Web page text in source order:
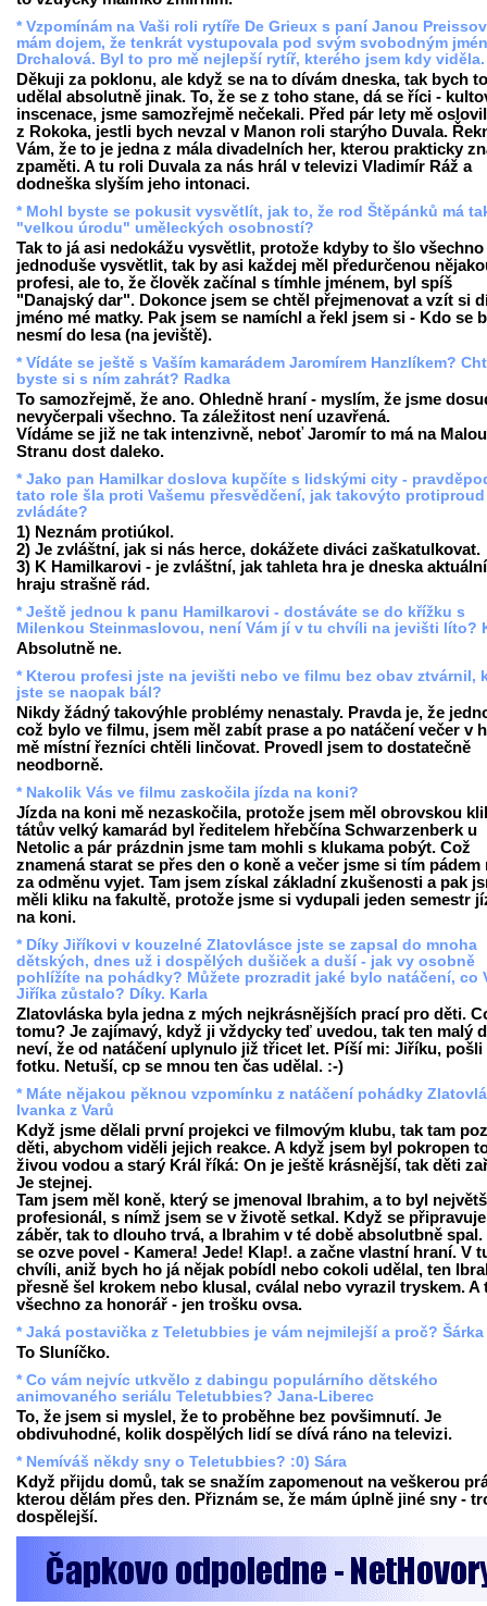
* Vzpomínám na Vaši roli rytíře De Grieux s paní Janou
mám dojem, že tenkrát vystupovala pod svým svobodným
Drchalová. Byl to pro mě nejlepší rytíř, kterého jsem kdy viděla.
Děkuji za poklonu, ale když se na to dívám dneska, tak bych to
udělal absolutně jinak. To, že se z toho stane, dá se říci -
inscenace, jsme samozřejmě nečekali. Před pár lety mě
z Rokoka, jestli bych nevzal v Manon roli starýho Duvala.
Vám, že to je jedna z mála divadelních her, kterou prakticky
zpaměti. A tu roli Duvala za nás hrál v televizi Vladimír Ráž a
dodneška slyším jeho intonaci.
* Mohl byste se pokusit vysvětlít, jak to, že rod Štěpánků má
"velkou úrodu" uměleckých osobností?
Tak to já asi nedokážu vysvětlit, protože kdyby to šlo všechno
jednoduše vysvětlit, tak by asi každej měl předurčenou
profesi, ale to, že člověk začínal s tímhle jménem, byl spíš
"Danajský dar". Dokonce jsem se chtěl přejmenovat a vzít si
jméno mé matky. Pak jsem se namíchl a řekl jsem si - Kdo se
nesmí do lesa (na jeviště).
* Vídáte se ještě s Vaším kamarádem Jaromírem Hanzlíkem?
byste si s ním zahrát? Radka
To samozřejmě, že ano. Ohledně hraní - myslím, že jsme
nevyčerpali všechno. Ta záležitost není uzavřená.
Vídáme se již ne tak intenzivně, neboť Jaromír to má na Malou
Stranu dost daleko.
* Jako pan Hamilkar doslova kupčíte s lidskými city -
tato role šla proti Vašemu přesvědčení, jak takovýto protiproud
zvládáte?
1) Neznám protiúkol.
2) Je zvláštní, jak si nás herce, dokážete diváci zaškatulkovat.
3) K Hamilkarovi - je zvláštní, jak tahleta hra je dneska
hraju strašně rád.
* Ještě jednou k panu Hamilkarovi - dostáváte se do křížku s
Milenkou Steinmaslovou, není Vám jí v tu chvíli na jevišti líto?
Absolutně ne.
* Kterou profesi jste na jevišti nebo ve filmu bez obav ztvárnil,
jste se naopak bál?
Nikdy žádný takovýhle problémy nenastaly. Pravda je, že
což bylo ve filmu, jsem měl zabít prase a po natáčení večer v
mě místní řezníci chtěli linčovat. Provedl jsem to dostatečně
neodborně.
* Nakolik Vás ve filmu zaskočila jízda na koni?
Jízda na koni mě nezaskočila, protože jsem měl obrovskou
tátův velký kamarád byl ředitelem hřebčína Schwarzenberk u
Netolic a pár prázdnin jsme tam mohli s klukama pobýt. Což
znamená starat se přes den o koně a večer jsme si tím pádem
za odměnu vyjet. Tam jsem získal základní zkušenosti a pak
měli kliku na fakultě, protože jsme si vydupali jeden semestr
na koni.
* Díky Jiříkovi v kouzelné Zlatovlásce jste se zapsal do mnoha
dětských, dnes už i dospělých dušiček a duší - jak vy osobně
pohlížíte na pohádky? Můžete prozradit jaké bylo natáčení, co
Jiříka zůstalo? Díky. Karla
Zlatovláska byla jedna z mých nejkrásnějších prací pro děti.
tomu? Je zajímavý, když ji vždycky teď uvedou, tak ten malý
neví, že od natáčení uplynulo již třicet let. Píší mi: Jiříku, pošli
fotku. Netuší, cp se mnou ten čas udělal. :-)
* Máte nějakou pěknou vzpomínku z natáčení pohádky
Ivanka z Varů
Když jsme dělali první projekci ve filmovým klubu, tak tam
děti, abychom viděli jejich reakce. A když jsem byl pokropen
živou vodou a starý Král říká: On je ještě krásnější, tak děti
Je stejnej.
Tam jsem měl koně, který se jmenoval Ibrahim, a to byl
profesionál, s nímž jsem se v životě setkal. Když se připravuje
záběr, tak to dlouho trvá, a Ibrahim v té době absolutbně spal.
se ozve povel - Kamera! Jede! Klap!. a začne vlastní hraní. V
chvíli, aniž bych ho já nějak pobídl nebo cokoli udělal, ten
přesně šel krokem nebo klusal, cválal nebo vyrazil tryskem. A
všechno za honorář - jen trošku ovsa.
* Jaká postavička z Teletubbies je vám nejmilejší a proč? Šárka
To Sluníčko.
* Co vám nejvíc utkvělo z dabingu populárního dětského
animovaného seriálu Teletubbies? Jana-Liberec
To, že jsem si myslel, že to proběhne bez povšimnutí. Je
obdivuhodné, kolik dospělých lidí se dívá ráno na televizi.
* Nemíváš někdy sny o Teletubbies? :0) Sára
Když přijdu domů, tak se snažím zapomenout na veškerou
kterou dělám přes den. Přiznám se, že mám úplně jiné sny -
dospělejší.